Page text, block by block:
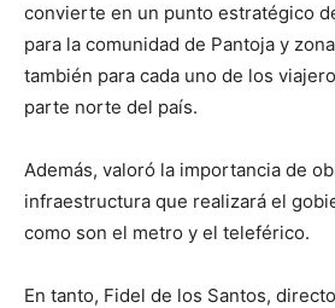
convierte en un punto estratégico
para la comunidad de Pantoja y
también para cada uno de los
parte norte del país.
Además, valoró la importancia de
infraestructura que realizará el
como son el metro y el teleférico.
En tanto, Fidel de los Santos,